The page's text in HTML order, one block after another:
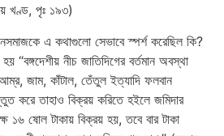
খণ্ড, পৃঃ ১৯৩)
এ কথাগুলো সেভাবে স্পর্শ করেছিল কি?
নীচ জাতিদিগের বর্তমান অবস্থা
জাম, কাঁটাল, তেঁতুল ইত্যাদি ফলবান
করে তাহাও বিক্রয় করিতে হইলে জমিদার
১৬ ষোল টাকায় বিক্রয় হয়, তবে বার টাকা